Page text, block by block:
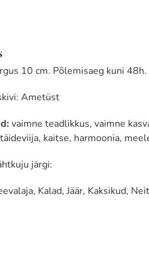
10 cm. Põlemisaeg kuni 48h.
Ametüst
vaimne teadlikkus, vaimne
kaitse, harmoonia,
järgi:
Kalad, Jäär, Kaksikud,